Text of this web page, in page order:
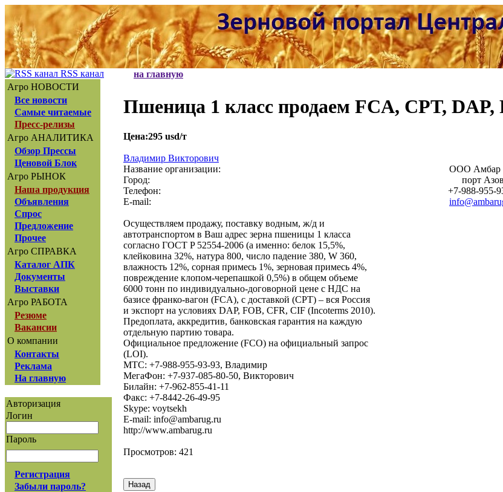
RSS канал
Агро НОВОСТИ
Все новости
Самые читаемые
Пресс-релизы
Агро АНАЛИТИКА
Обзор Прессы
Ценовой Блок
Агро РЫНОК
Наша продукция
Объявления
Спрос
Предложение
Прочее
Агро СПРАВКА
Каталог АПК
Документы
Выставки
Агро РАБОТА
Резюме
Вакансии
О компании
Контакты
Реклама
На главную
Авторизация
Логин
Пароль
Регистрация
Забыли пароль?
на главную
Пшеница 1 класс продаем FCA, CPT,
Цена:295 usd/т
Владимир Викторович
Название организации:
ООО
Город:
порт Азов
Телефон:
+7-988-955-
E-mail:
Осуществляем продажу, поставку водным, ж/д и
автотранспортом в Ваш адрес зерна пшеницы 1 класса
согласно ГОСТ P 52554-2006 (а именно: белок 15,5%,
клейковина 32%, натура 800, число падение 380, W 360,
влажность 12%, сорная примесь 1%, зерновая примесь 4%,
повреждение клопом-черепашкой 0,5%) в общем объеме
6000 тонн по индивидуально-договорной цене с НДС на
базисе франко-вагон (FCA), с доставкой (CPT) – вся Россия
и экспорт на условиях DAP, FOB, CFR, CIF (Incoterms 2010).
Предоплата, аккредитив, банковская гарантия на каждую
отдельную партию товара.
Официальное предложение (FCO) на официальный запрос
(LOI).
МТС: +7-988-955-93-93, Владимир
МегаФон: +7-937-085-80-50, Викторович
Билайн: +7-962-855-41-11
Факс: +7-8442-26-49-95
Skype: voytsekh
E-mail: info@ambarug.ru
http://www.ambarug.ru
Просмотров: 421